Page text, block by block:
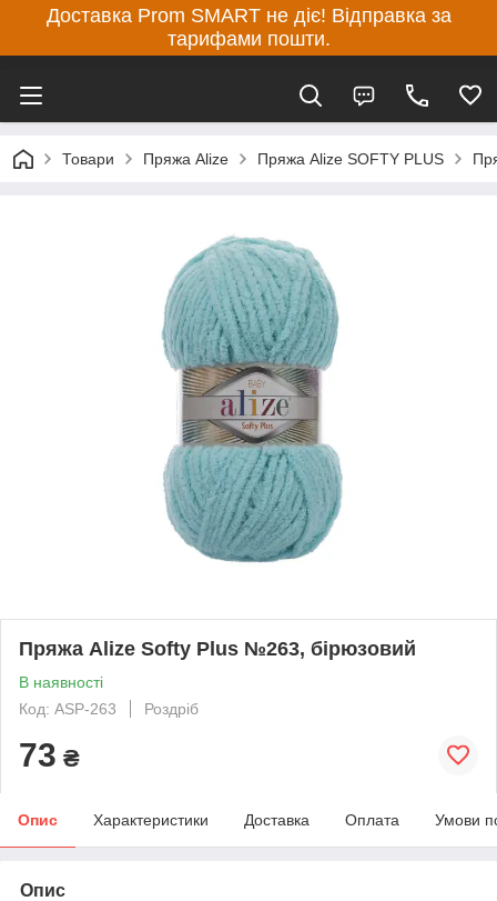
Доставка Prom SMART не діє! Відправка за
тарифами пошти.
Товари Пряжа Alize Пряжа Alize SOFTY PLUS
Пряжа Alize Softy Plus №263, бірюзовий
В наявності
Код: ASP-263
Роздріб
73 ₴
Опис Характеристики Доставка Оплата Умови
Опис